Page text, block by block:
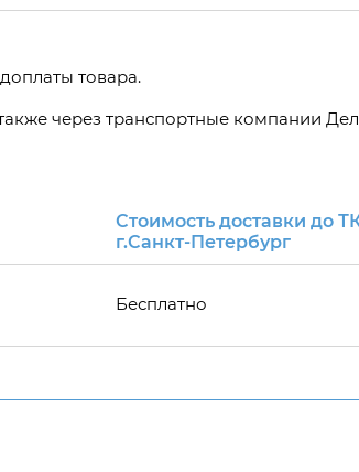
товара.
через транспортные компании
Стоимость доставки до
г.Санкт-Петербург
Бесплатно